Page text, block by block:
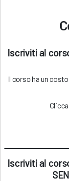
Iscriviti al
Il corso ha un
Iscriviti al